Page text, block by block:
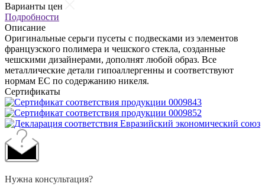
Варианты цен
Подробности
Описание
Оригинальные серьги пусеты с подвесками из элементов
французского полимера и чешского стекла, созданные
чешскими дизайнерами, дополнят любой образ. Все
металлические детали гипоаллергенны и соответствуют
нормам ЕС по содержанию никеля.
Сертификаты
Нужна консультация?